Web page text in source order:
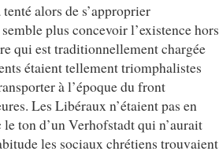
alors de s’approprier
plus concevoir l’existence hors
qui est traditionnellement chargée
étaient tellement triomphalistes
à l’époque du front
Les Libéraux n’étaient pas en
ton d’un Verhofstadt qui n’aurait
les sociaux chrétiens trouvaient